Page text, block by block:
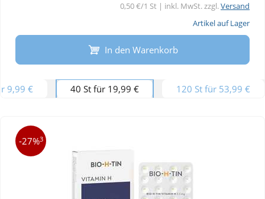
0,50 €/1 St | inkl. MwSt. zzgl.Versand
Artikel auf Lager
In den Warenkorb
9,99 € 40 St für 19,99 € 120 St für 53,99 €
-27%3